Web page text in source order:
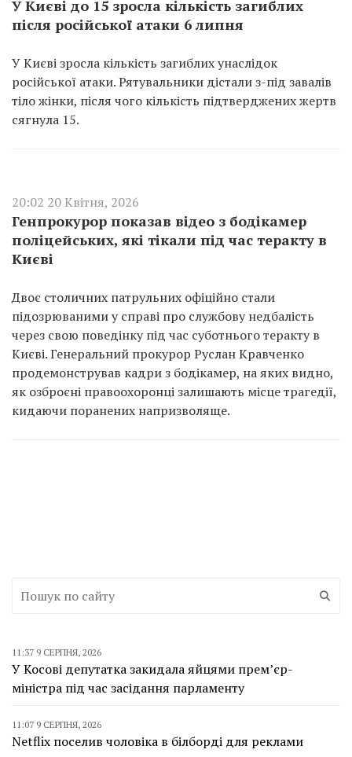
У Києві до 15 зросла кількість загиблих
після російської атаки 6 липня
У Києві зросла кількість загиблих унаслідок
російської атаки. Рятувальники дістали з-під завалів
тіло жінки, після чого кількість підтверджених жертв
сягнула 15.
20:02 20 Квітня, 2026
Генпрокурор показав відео з бодікамер
поліцейських, які тікали під час теракту в
Києві
Двоє столичних патрульних офіційно стали
підозрюваними у справі про службову недбалість
через свою поведінку під час суботнього теракту в
Києві. Генеральний прокурор Руслан Кравченко
продемонстрував кадри з бодікамер, на яких видно,
як озброєні правоохоронці залишають місце трагедії,
кидаючи поранених напризволяще.
11:37 9 СЕРПНЯ, 2026
У Косові депутатка закидала яйцями прем’єр-
міністра під час засідання парламенту
11:07 9 СЕРПНЯ, 2026
Netflix поселив чоловіка в білборді для реклами